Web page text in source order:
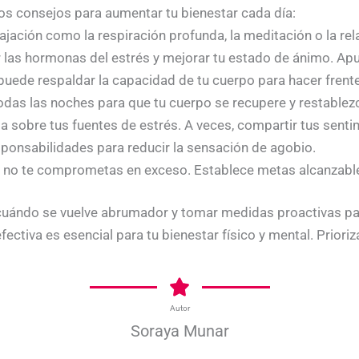
consejos para aumentar tu bienestar cada día:
como la respiración profunda, la meditación o la
hormonas del estrés y mejorar tu estado de ánimo.
respaldar la capacidad de tu cuerpo para hacer
las noches para que tu cuerpo se recupere y
sobre tus fuentes de estrés. A veces, compartir tus
para reducir la sensación de agobio.
te comprometas en exceso. Establece metas
se vuelve abrumador y tomar medidas proactivas
es esencial para tu bienestar físico y mental.
Autor
Soraya Munar